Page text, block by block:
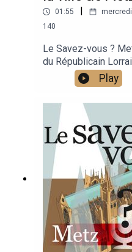
01:55
140
Le Savez-vous ?
du Républicain
ce que vous
par Jean-Marie
réalisés par la
Play